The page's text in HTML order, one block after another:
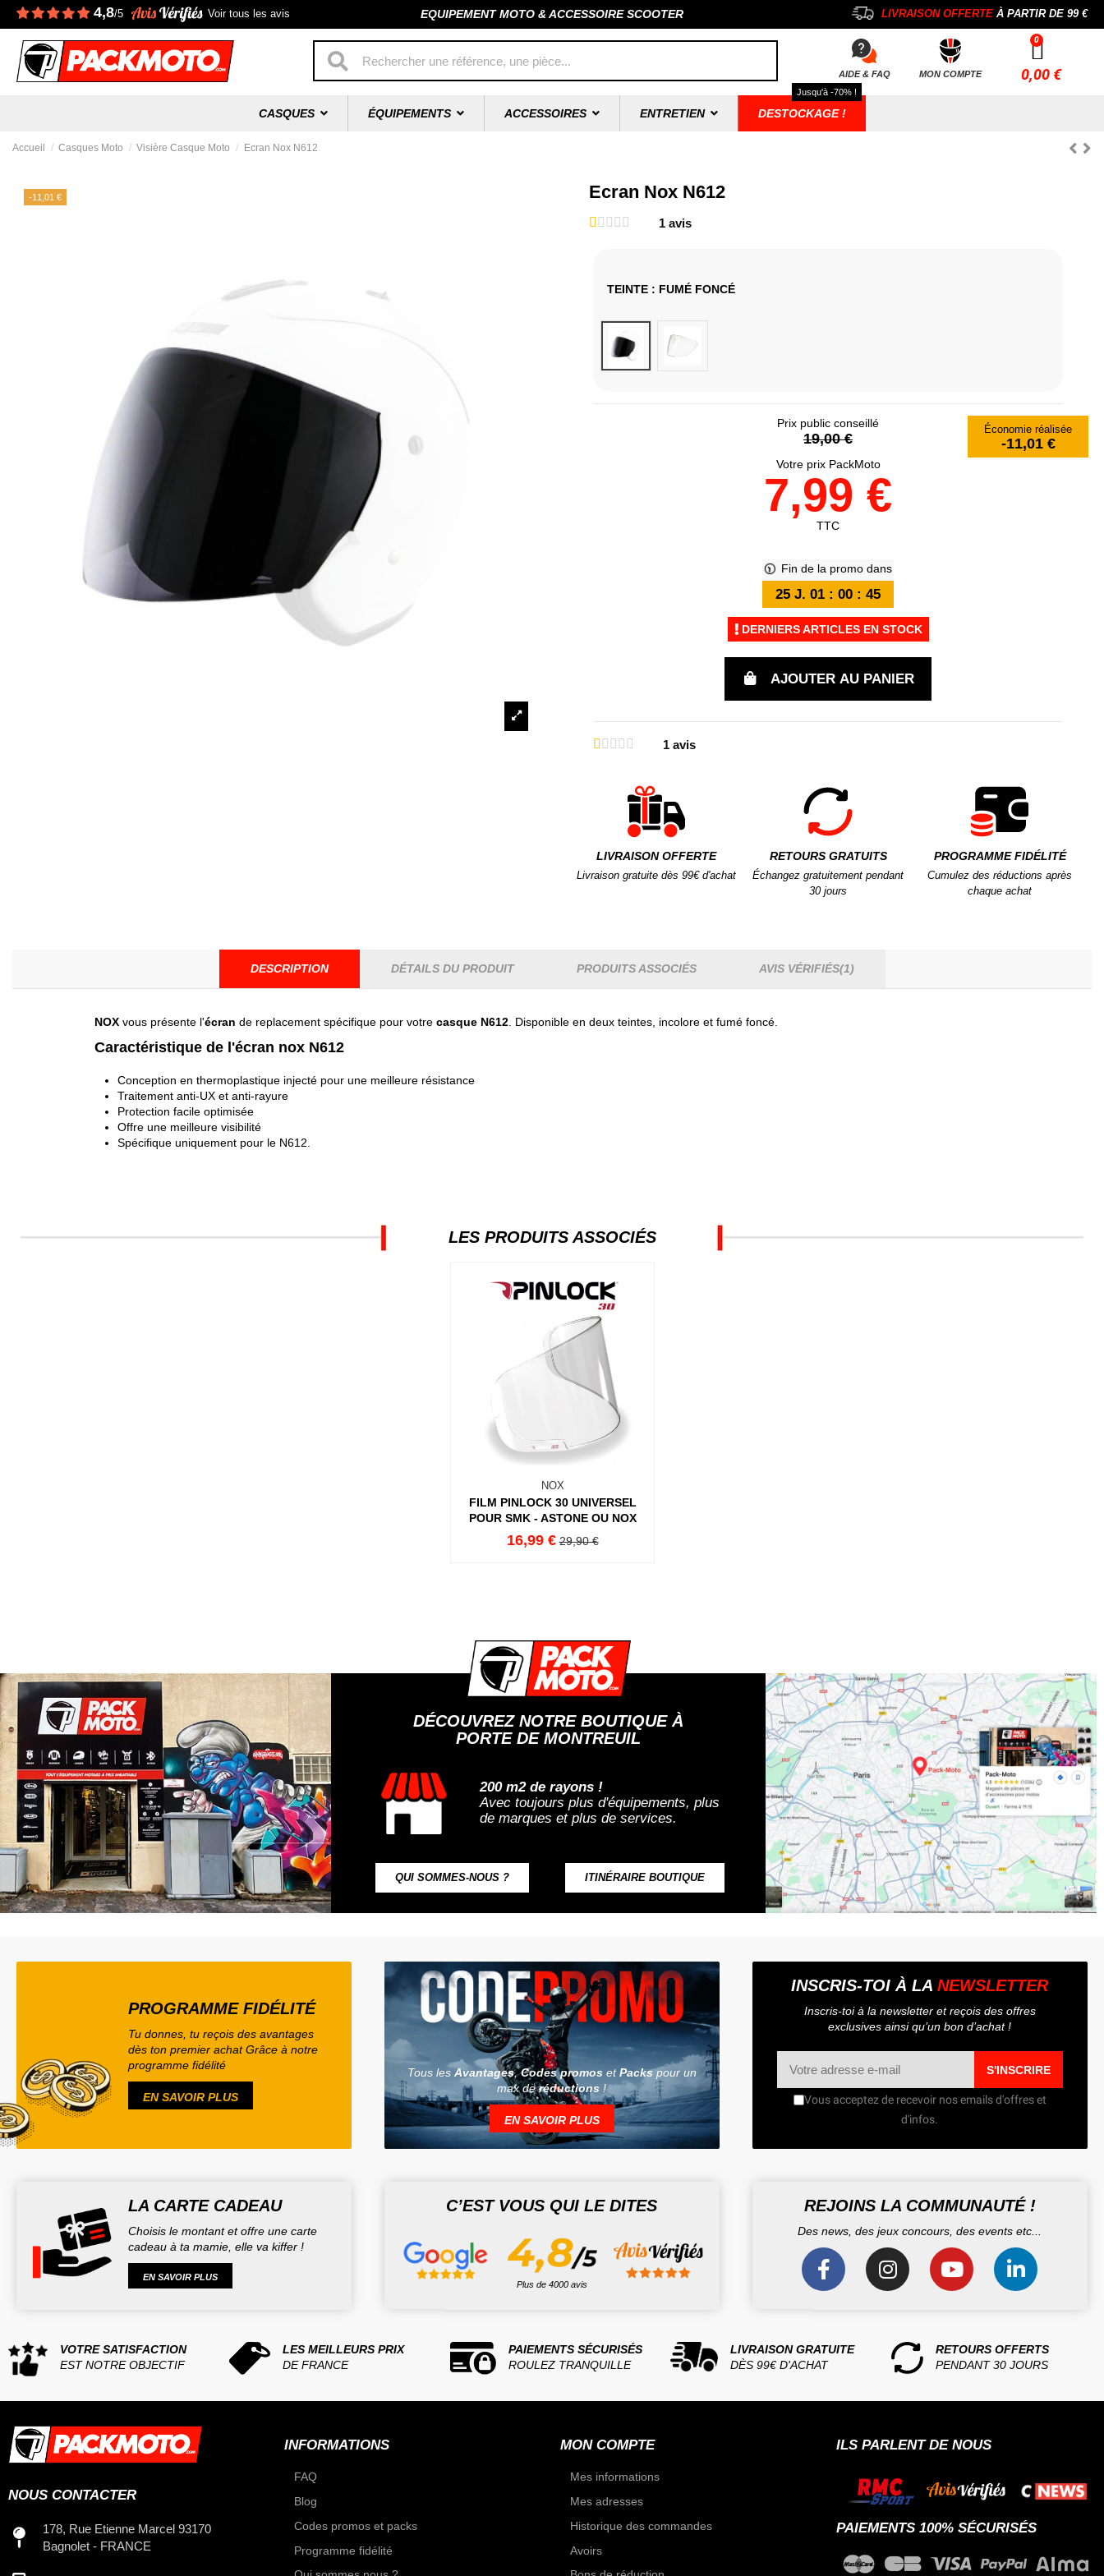
4,8/5 Voir tous les avis EQUIPEMENT MOTO & ACCESSOIRE SCOOTER LIVRAISON OFFERTEÀ PARTIR DE 99 €
AIDE & FAQ MON COMPTE 0,00 €
CASQUES ÉQUIPEMENTS ACCESSOIRES ENTRETIEN DESTOCKAGE !
Jusqu'à -70% !
Accueil Casques Moto Visière Casque Moto Ecran Nox N612
-11,01 € Ecran Nox N612
1 avis
TEINTE : FUMÉ FONCÉ
Fumé foncé
Prix public conseillé
19,00 €
Économie réalisée
-11,01 €
Votre prix PackMoto
7,99 €
TTC
Fin de la promo dans
25 J. 01 : 00 : 44
DERNIERS ARTICLES EN STOCK
AJOUTER AU PANIER
1 avis
LIVRAISON OFFERTE
Livraison gratuite dès 99€ d'achat
RETOURS GRATUITS
Échangez gratuitement pendant
30 jours
PROGRAMME FIDÉLITÉ
Cumulez des réductions après
chaque achat
DESCRIPTION DÉTAILS DU PRODUIT PRODUITS ASSOCIÉS AVIS VÉRIFIÉS(1)
NOX vous présente l'écran de replacement spécifique pour votre casque N612 . Disponible en deux teintes, incolore et fumé foncé.
Caractéristique de l'écran nox N612
Conception en thermoplastique injecté pour une meilleure résistance
Traitement anti-UX et anti-rayure
Protection facile optimisée
Offre une meilleure visibilité
Spécifique uniquement pour le N612.
LES PRODUITS ASSOCIÉS
NOX
FILM PINLOCK 30 UNIVERSEL
POUR SMK - ASTONE OU NOX
16,99 € 29,90 €
DÉCOUVREZ NOTRE BOUTIQUE À
PORTE DE MONTREUIL
200 m2 de rayons !
Avec toujours plus d'équipements, plus
de marques et plus de services.
QUI SOMMES-NOUS ? ITINÉRAIRE BOUTIQUE
PROGRAMME FIDÉLITÉ
Tu donnes, tu reçois des avantages
dès ton premier achat Grâce à notre
programme fidélité
EN SAVOIR PLUS
Tous les Avantages,Codes promosetPackspour un
max deréductions !
EN SAVOIR PLUS
INSCRIS-TOI À LANEWSLETTER
Inscris-toi à la newsletter et reçois des offres
exclusives ainsi qu’un bon d’achat !
S'INSCRIRE
Vous acceptez de recevoir nos emails d'offres et
d'infos.
LA CARTE CADEAU
Choisis le montant et offre une carte
cadeau à ta mamie, elle va kiffer !
EN SAVOIR PLUS
C’EST VOUS QUI LE DITES
Plus de 4000 avis
REJOINS LA COMMUNAUTÉ !
Des news, des jeux concours, des events etc...
VOTRE SATISFACTION
EST NOTRE OBJECTIF
LES MEILLEURS PRIX
DE FRANCE
PAIEMENTS SÉCURISÉS
ROULEZ TRANQUILLE
LIVRAISON GRATUITE
DÈS 99€ D'ACHAT
RETOURS OFFERTS
PENDANT 30 JOURS
NOUS CONTACTER
178, Rue Etienne Marcel 93170
Bagnolet - FRANCE
INFORMATIONS
FAQ
Blog
Codes promos et packs
Programme fidélité
MON COMPTE
Mes informations
Mes adresses
Historique des commandes
Avoirs
ILS PARLENT DE NOUS
PAIEMENTS 100% SÉCURISÉS